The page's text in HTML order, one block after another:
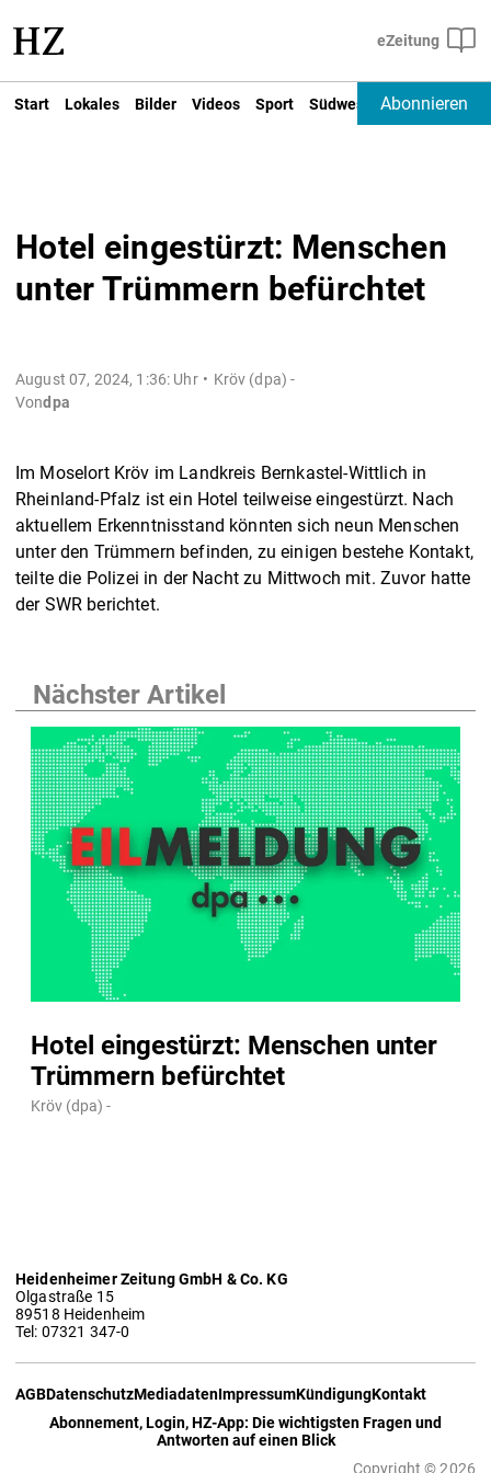
Start Lokales Bilder Videos Sport Südwest Deutschland
Abonnieren
Hotel eingestürzt: Menschen
unter Trümmern befürchtet
August 07, 2024, 1:36: Uhr
Kröv (dpa) -
Vondpa
Im Moselort Kröv im Landkreis Bernkastel-Wittlich in
Rheinland-Pfalz ist ein Hotel teilweise eingestürzt. Nach
aktuellem Erkenntnisstand könnten sich neun Menschen
unter den Trümmern befinden, zu einigen bestehe Kontakt,
teilte die Polizei in der Nacht zu Mittwoch mit. Zuvor hatte
der SWR berichtet.
Nächster Artikel
Hotel eingestürzt: Menschen unter
Trümmern befürchtet
Kröv (dpa) -
Heidenheimer Zeitung GmbH & Co. KG
Olgastraße 15
89518 Heidenheim
Tel: 07321 347-0
AGBDatenschutzMediadatenImpressumKündigungKontakt
Abonnement, Login, HZ-App: Die wichtigsten Fragen und
Antworten auf einen Blick
Copyright © 2026